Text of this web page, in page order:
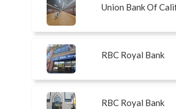
Union Bank Of
RBC Royal Bank
RBC Royal Bank